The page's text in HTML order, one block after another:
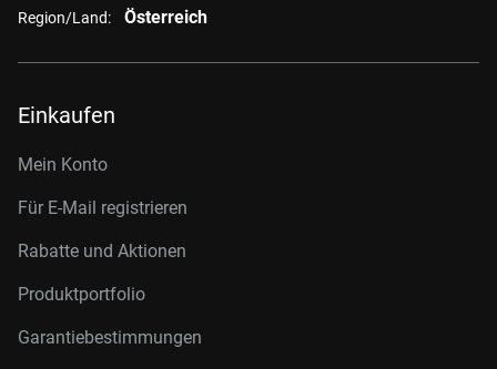
Region/Land: Österreich
Einkaufen
Mein Konto
Für E-Mail registrieren
Rabatte und Aktionen
Produktportfolio
Garantiebestimmungen